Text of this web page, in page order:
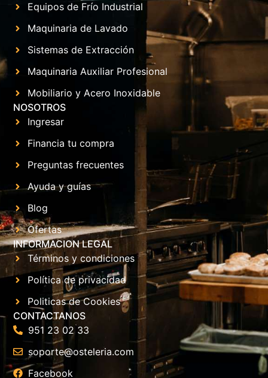
Equipos de Frío Industrial
Maquinaria de Lavado
Sistemas de Extracción
Maquinaria Auxiliar Profesional
Mobiliario y Acero Inoxidable
NOSOTROS
Ingresar
Financia tu compra
Preguntas frecuentes
Ayuda y guías
Blog
Ofertas
INFORMACION LEGAL
Términos y condiciones
Política de privacidad
Politicas de Cookies
CONTACTANOS
951 23 02 33
soporte@osteleria.com
Facebook